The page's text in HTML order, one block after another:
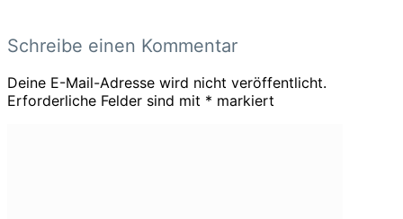
Schreibe einen Kommentar
Deine E-Mail-Adresse wird nicht veröffentlicht.
Erforderliche Felder sind mit * markiert